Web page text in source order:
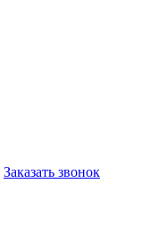
Заказать звонок